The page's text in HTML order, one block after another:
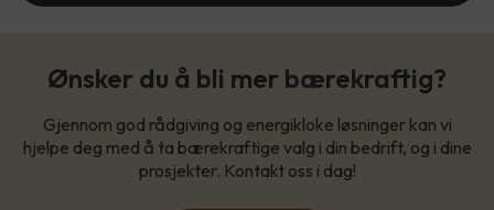
Ønsker du å bli mer bærekraftig?
Gjennom god rådgiving og energikloke løsninger kan vi
hjelpe deg med å ta bærekraftige valg i din bedrift, og i dine
prosjekter. Kontakt oss i dag!